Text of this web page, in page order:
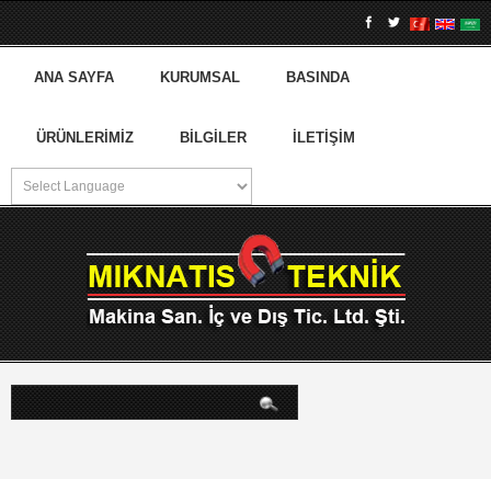
ANA SAYFA KURUMSAL BASINDA
ÜRÜNLERIMIZ BILGILER İLETIŞIM
arama...